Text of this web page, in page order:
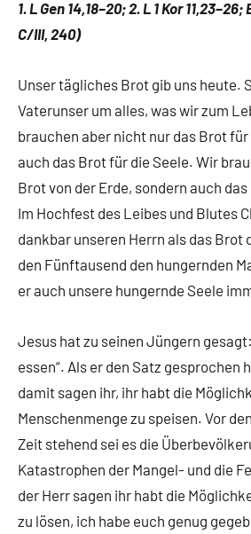
1. L Gen 14,18–20; 2. L 1 Kor
C/III, 240)
Unser tägliches Brot gib uns heute.
Vaterunser um alles, was wir zum
brauchen aber nicht nur das Brot
auch das Brot für die Seele. Wir
Brot von der Erde, sondern auch
Im Hochfest des Leibes und Blutes
dankbar unseren Herrn als das Brot
den Fünftausend den hungernden
er auch unsere hungernde Seele
Jesus hat zu seinen Jüngern
essen“. Als er den Satz gesprochen
damit sagen ihr, ihr habt die
Menschenmenge zu speisen. Vor
Zeit stehend sei es die
Katastrophen der Mangel- und die
der Herr sagen ihr habt die
zu lösen, ich habe euch genug